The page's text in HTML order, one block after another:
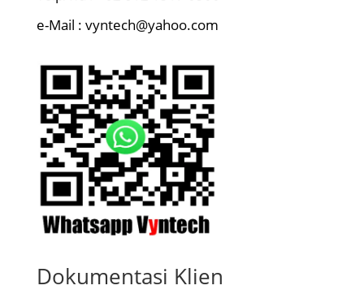
e-Mail : vyntech@yahoo.com
Dokumentasi Klien